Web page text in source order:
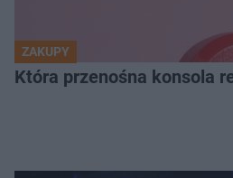
ZAKUPY
Która przenośna konsola